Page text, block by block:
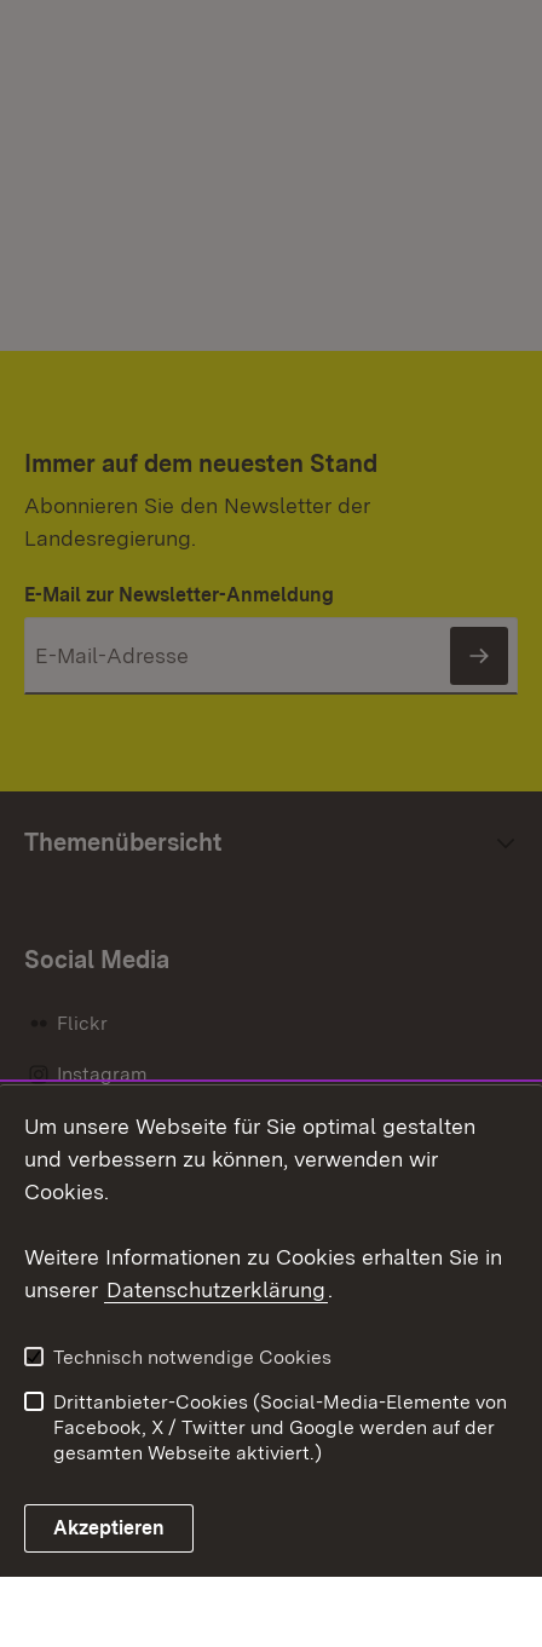
Immer auf dem neuesten Stand
Abonnieren Sie den Newsletter der
Landesregierung.
E-Mail zur Newsletter-Anmeldung
Themenübersicht
Social Media
Flickr
Instagram
Social Wall
Link zum Landesportal
Barrierefreiheit
Benutzungshinweise
Impressum
Cookies
Um unsere Webseite für Sie optimal gestalten
und verbessern zu können, verwenden wir
Cookies.
Weitere Informationen zu Cookies erhalten Sie in
unserer Datenschutzerklärung.
Technisch notwendige Cookies
Drittanbieter-Cookies (Social-Media-Elemente von
Facebook, X / Twitter und Google werden auf der
gesamten Webseite aktiviert.)
Akzeptieren